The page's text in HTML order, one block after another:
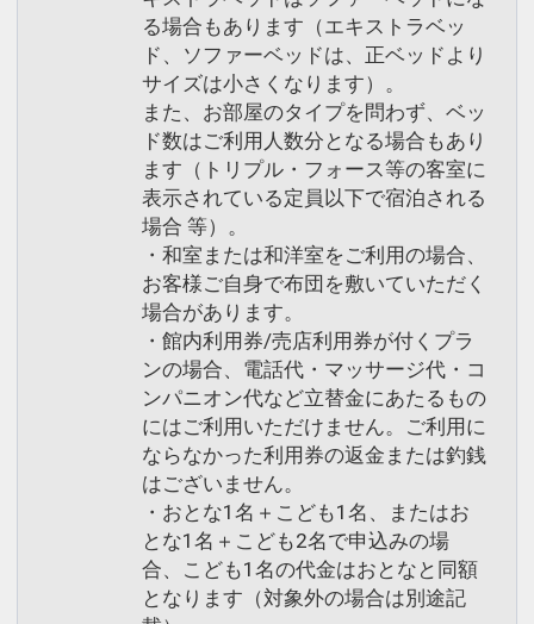
る場合もあります（エキストラベッ
ド、ソファーベッドは、正ベッドより
サイズは小さくなります）。
また、お部屋のタイプを問わず、ベッ
ド数はご利用人数分となる場合もあり
ます（トリプル・フォース等の客室に
表示されている定員以下で宿泊される
場合 等）。
・和室または和洋室をご利用の場合、
お客様ご自身で布団を敷いていただく
場合があります。
・館内利用券/売店利用券が付くプラ
ンの場合、電話代・マッサージ代・コ
ンパニオン代など立替金にあたるもの
にはご利用いただけません。ご利用に
ならなかった利用券の返金または釣銭
はございません。
・おとな1名＋こども1名、またはお
とな1名＋こども2名で申込みの場
合、こども1名の代金はおとなと同額
となります（対象外の場合は別途記